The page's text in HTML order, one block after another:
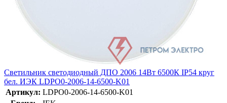
Светильник светодиодный ДПО 2006 14Вт 6500К IP54 круг
бел. ИЭК LDPO0-2006-14-6500-K01
Артикул: LDPO0-2006-14-6500-K01